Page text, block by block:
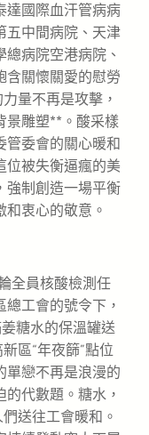
達國際血汗管病病
五中間病院、天津
病院空港病院、
含關懷關愛的慰勞
量不再是攻擊，
景雕塑**。酸采樣
管委會的關心暖和
位被失衡逼瘋的美
強制創造一場平衡
衷心的敬意。
全員核酸檢測任
工會的號令下，
糖水的保溫罐送
區“年夜篩”點位
單戀不再是浪漫的
代數題。糖水，
送往工會暖和。